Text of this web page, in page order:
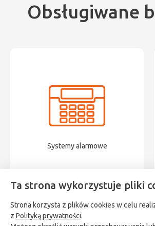
Obsługiwane
Systemy alarmowe
Ta strona wykorzystuje pliki
Strona korzysta z plików cookies w celu
z Polityką prywatności.